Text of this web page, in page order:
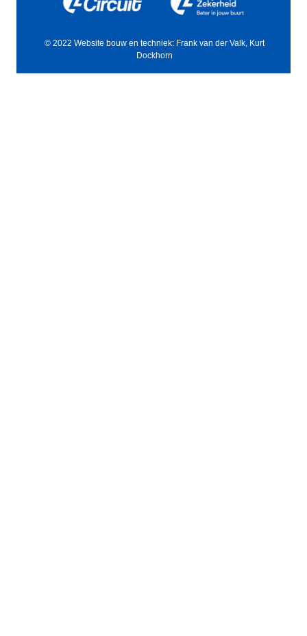
© 2022 Website bouw en techniek: Frank van der Valk, Kurt
Dockhorn